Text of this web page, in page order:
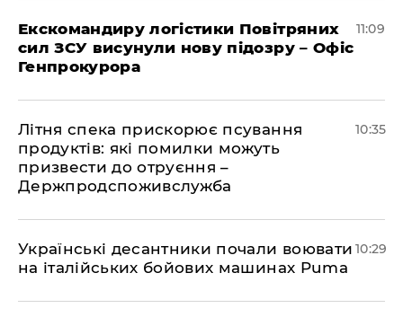
Екскомандиру логістики Повітряних
сил ЗСУ висунули нову підозру – Офіс
Генпрокурора
11:09
Літня спека прискорює псування
продуктів: які помилки можуть
призвести до отруєння –
Держпродспоживслужба
10:35
Українські десантники почали воювати
на італійських бойових машинах Puma
10:29